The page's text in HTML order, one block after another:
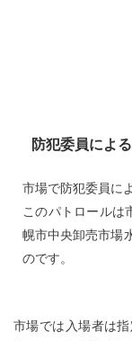
防犯委員によ
市場で防犯委員に
このパトロールは
幌市中央卸売市場
のです。
市場では入場者は